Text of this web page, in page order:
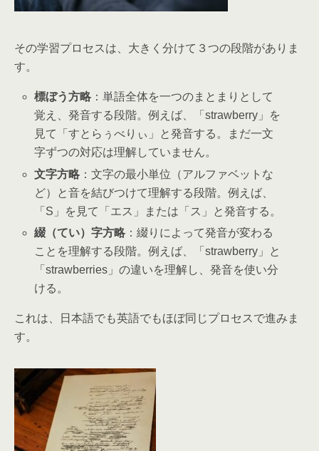
その学習プロセスは、大きく分けて３つの段階がありま
す。
標ぼう方略 ：単語全体を一つのまとまりとして
覚え、発音する段階。例えば、「strawberry」を
見て「すとらぅべりぃ」と発音する。まだ一文
字ずつの対応は理解していません。
文字方略 ：文字の最小単位（アルファベットな
ど）と音を結びつけて理解する段階。例えば、
「S」を見て「エス」または「ス」と発音する。
綴（てい）字方略 ：綴りによって発音が変わる
ことを理解する段階。例えば、「strawberry」と
「strawberries」の違いを理解し、発音を使い分
ける。
これは、日本語でも英語でもほぼ同じプロセスで進みま
す。